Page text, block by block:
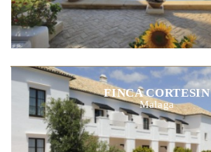
FINCA CORTESIN
Malaga